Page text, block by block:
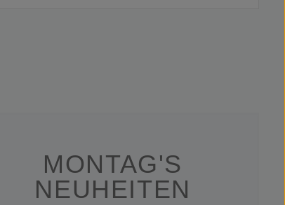
MONTAG'S
NEUHEITEN